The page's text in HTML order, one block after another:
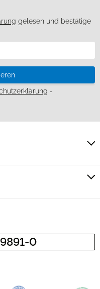
gelesen und bestätige
-
0